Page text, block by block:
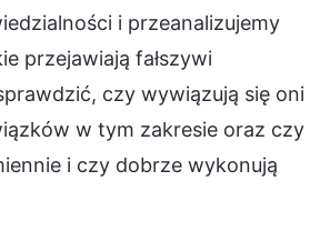
i przeanalizujemy
przejawiają fałszywi
czy wywiązują się oni
w tym zakresie oraz czy
i czy dobrze wykonują